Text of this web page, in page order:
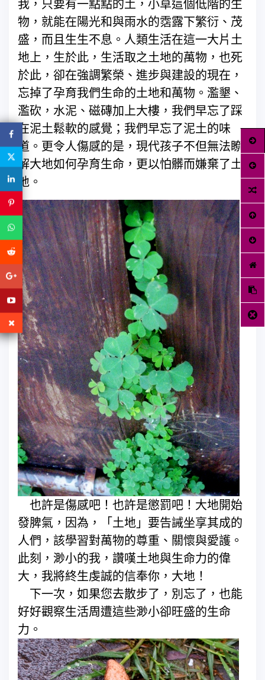
我，只要有一點點的土，小草這個低階的生
物，就能在陽光和與雨水的霑露下繁衍、茂
盛，而且生生不息。人類生活在這一大片土
地上，生於此，生活取之土地的萬物，也死
於此，卻在強調繁榮、進步與建設的現在，
忘掉了孕育我們生命的土地和萬物。濫墾、
濫砍，水泥、磁磚加上大樓，我們早忘了踩
在泥土鬆軟的感覺；我們早忘了泥土的味
道。更令人傷感的是，現代孩子不但無法瞭
解大地如何孕育生命，更以怕髒而嫌棄了土
地。
也許是傷感吧！也許是懲罰吧！大地開始
發脾氣，因為，「土地」要告誡坐享其成的
人們，該學習對萬物的尊重、關懷與愛護。
此刻，渺小的我，讚嘆土地與生命力的偉
大，我將終生虔誠的信奉你，大地！
下一次，如果您去散步了，別忘了，也能
好好觀察生活周遭這些渺小卻旺盛的生命
力。